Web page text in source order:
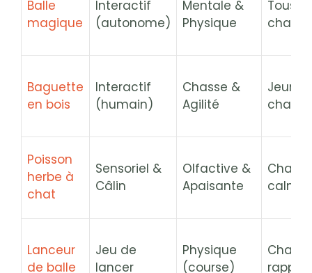
Balle
magique
Interactif
(autonome)
Mentale &
Physique
Tous
chats
Baguette
en bois
Interactif
(humain)
Chasse &
Agilité
Jeunes
chats
Poisson
herbe à
chat
Sensoriel &
Câlin
Olfactive &
Apaisante
Chats
calmes
Lanceur
de balle
Jeu de
lancer
Physique
(course)
Chats